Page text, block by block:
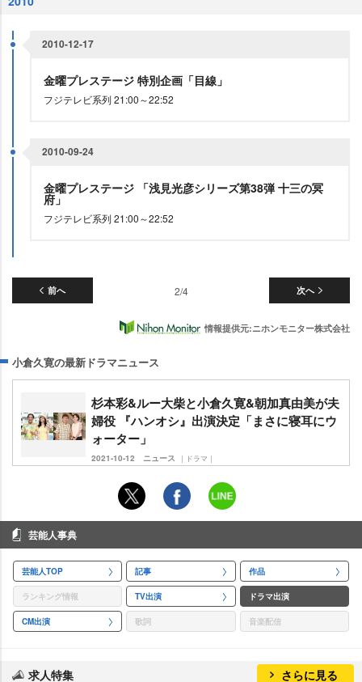
2010-12-17
金曜プレステージ 特別企画「目線」
フジテレビ系列 21:00～22:52
2010-09-24
金曜プレステージ 「浅見光彦シリーズ第38弾 十三の冥
府」
フジテレビ系列 21:00～22:52
前へ 次へ
2/4
情報提供元:ニホンモニター株式会社
小倉久寛の最新ドラマニュース
杉本彩&ルー大柴と小倉久寛&朝加真由美が夫
婦役 『ハンオシ』出演決定「まさに寝耳にウ
ォーター」
2021-10-12 ニュース ｜ドラマ｜
芸能人事典
芸能人TOP 記事 作品
ランキング情報 TV出演 ドラマ出演
CM出演 歌詞 音楽配信
求人特集 さらに見る